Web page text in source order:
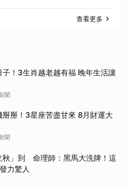
查看更多
子！3生肖越老越有福 晚年生活讓
聞
掰掰！3星座苦盡甘來 8月財運大
聞
秋」到 命理師：黑馬大洗牌！這
力驚人